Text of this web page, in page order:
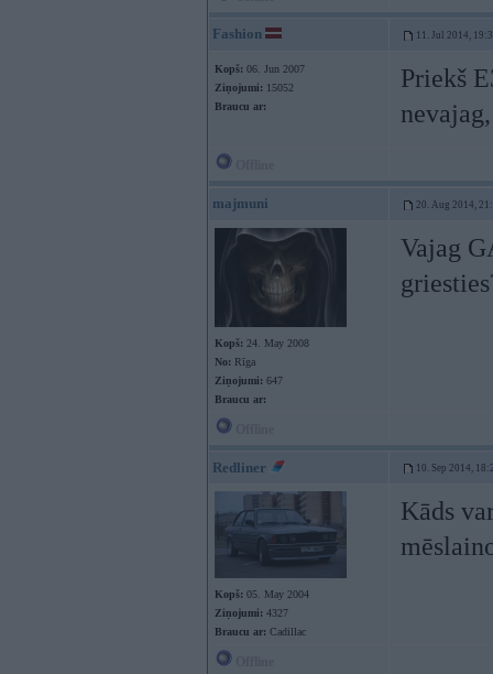
Fashion 11. Jul 2014,
Kopš: 06. Jun 2007
Ziņojumi: 15052
Braucu ar:
Priekš
majmuni 20. Aug 2014,
Kopš: 24. May 2008
No: Rīga
Ziņojumi: 647
Braucu ar:
Vajag
Redliner 10. Sep 2014,
Kopš: 05. May 2004
Ziņojumi: 4327
Braucu ar: Cadillac
Kāds